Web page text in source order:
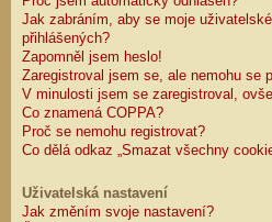
Jak zabráním, aby se moje
přihlášených?
Zapomněl jsem heslo!
Zaregistroval jsem se, ale nemohu se
V minulosti jsem se zaregistroval,
Co znamená COPPA?
Proč se nemohu registrovat?
Co dělá odkaz „Smazat všechny
Uživatelská nastavení
Jak změním svoje nastavení?